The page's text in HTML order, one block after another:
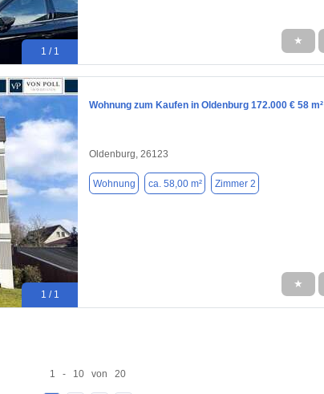
1 / 1
★
1 / 1
Wohnung zum Kaufen in Oldenburg 172.000 € 58 m²
Oldenburg, 26123
Wohnung ca. 58,00 m² Zimmer 2
★
1 - 10 von 20